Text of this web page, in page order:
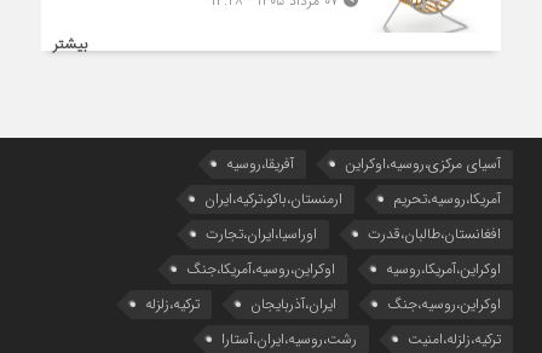
بیشتر
آسیای مرکزی،روسیه،اوکراین
آفریقا،روسیه
آمریکا،روسیه،تحریم
ارمنستان،باکو،ترکیه،ایران
افغانستان،طالبان،قدرت
اوراسیا،ایران،تجارت
اوکراین،آمریکا،روسیه
اوکراین،روسیه،آمریکا،جنگ
اوکراین،روسیه،جنگ
ایران،آذربایجان
ترکیه،زلزله
ترکیه،زلزله،امنیت
رشت،روسیه،ایران،آستارا